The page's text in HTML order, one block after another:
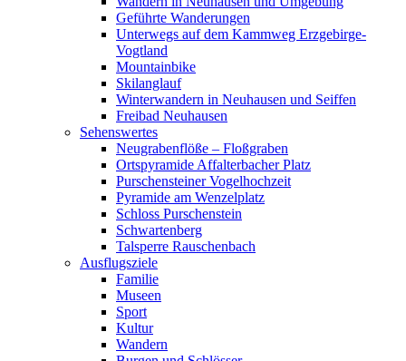
Geführte Wanderungen
Unterwegs auf dem Kammweg Erzgebirge-
Vogtland
Mountainbike
Skilanglauf
Winterwandern in Neuhausen und Seiffen
Freibad Neuhausen
Sehenswertes
Neugrabenflöße – Floßgraben
Ortspyramide Affalterbacher Platz
Purschensteiner Vogelhochzeit
Pyramide am Wenzelplatz
Schloss Purschenstein
Schwartenberg
Talsperre Rauschenbach
Ausflugsziele
Familie
Museen
Sport
Kultur
Wandern